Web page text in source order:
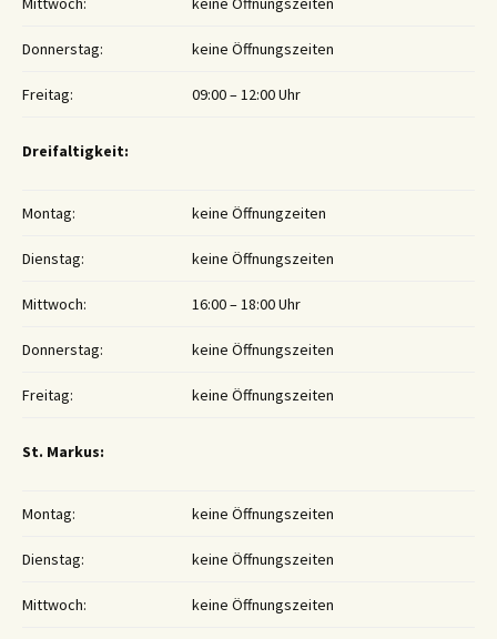
Donnerstag: keine Öffnungszeiten
Freitag: 09:00 – 12:00 Uhr
Dreifaltigkeit:
Montag: keine Öffnungzeiten
Dienstag: keine Öffnungszeiten
Mittwoch: 16:00 – 18:00 Uhr
Donnerstag: keine Öffnungszeiten
Freitag: keine Öffnungszeiten
St. Markus:
Montag: keine Öffnungszeiten
Dienstag: keine Öffnungszeiten
Mittwoch: keine Öffnungszeiten